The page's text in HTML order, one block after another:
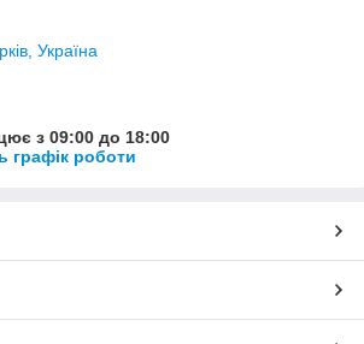
Україна
з 09:00 до 18:00
графік роботи